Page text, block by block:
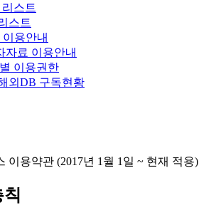
스트
스트
용안내
자료 이용안내
이용권한
외DB 구독현황
이용약관 (2017년 1월 1일 ~ 현재 적용)